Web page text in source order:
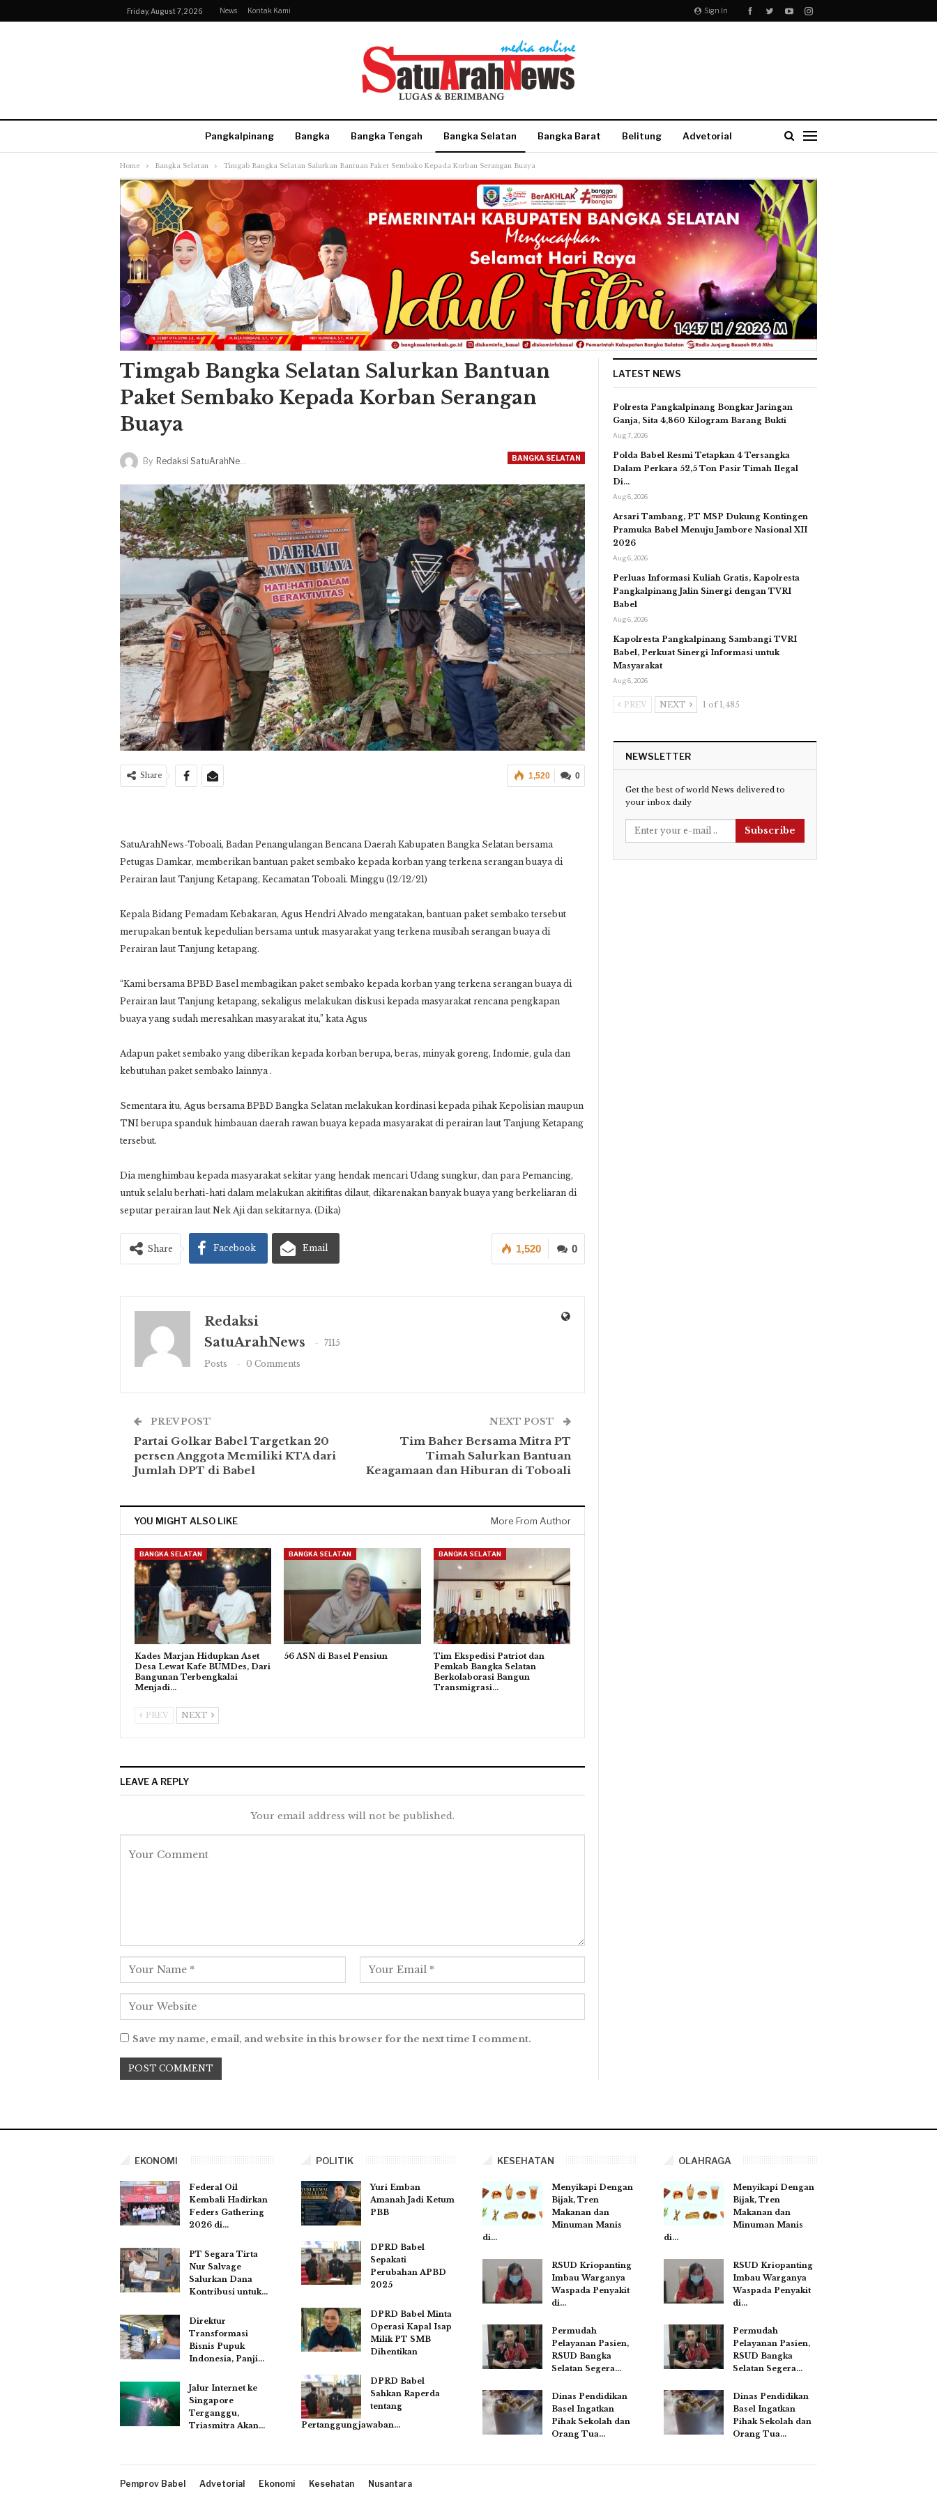
Sign In
Friday, August 7, 2026 News Kontak Kami
Pangkalpinang Bangka Bangka Tengah Bangka Selatan Bangka Barat Belitung Advetorial
More
Home Bangka Selatan Timgab Bangka Selatan Salurkan Bantuan Paket Sembako Kepada Korban Serangan Buaya
Timgab Bangka Selatan Salurkan Bantuan
Paket Sembako Kepada Korban Serangan
Buaya
BANGKA SELATAN
By Redaksi SatuArahNews
0
1,520
Share
SatuArahNews-Toboali, Badan Penangulangan Bencana Daerah Kabupaten Bangka Selatan bersama
Petugas Damkar, memberikan bantuan paket sembako kepada korban yang terkena serangan buaya di
Perairan laut Tanjung Ketapang, Kecamatan Toboali. Minggu (12/12/21)
Kepala Bidang Pemadam Kebakaran, Agus Hendri Alvado mengatakan, bantuan paket sembako tersebut
merupakan bentuk kepedulian bersama untuk masyarakat yang terkena musibah serangan buaya di
Perairan laut Tanjung ketapang.
“Kami bersama BPBD Basel membagikan paket sembako kepada korban yang terkena serangan buaya di
Perairan laut Tanjung ketapang, sekaligus melakukan diskusi kepada masyarakat rencana pengkapan
buaya yang sudah meresahkan masyarakat itu,” kata Agus
Adapun paket sembako yang diberikan kepada korban berupa, beras, minyak goreng, Indomie, gula dan
kebutuhan paket sembako lainnya .
Sementara itu, Agus bersama BPBD Bangka Selatan melakukan kordinasi kepada pihak Kepolisian maupun
TNI berupa spanduk himbauan daerah rawan buaya kepada masyarakat di perairan laut Tanjung Ketapang
tersebut.
Dia menghimbau kepada masyarakat sekitar yang hendak mencari Udang sungkur, dan para Pemancing,
untuk selalu berhati-hati dalam melakukan akitifitas dilaut, dikarenakan banyak buaya yang berkeliaran di
seputar perairan laut Nek Aji dan sekitarnya. (Dika)
0
1,520
Share Facebook Email
Redaksi
SatuArahNews
7115
Posts
0 Comments
PREV POST
Partai Golkar Babel Targetkan 20
persen Anggota Memiliki KTA dari
Jumlah DPT di Babel
NEXT POST
Tim Baher Bersama Mitra PT
Timah Salurkan Bantuan
Keagamaan dan Hiburan di Toboali
YOU MIGHT ALSO LIKE More From Author
BANGKA SELATAN
Kades Marjan Hidupkan Aset
Desa Lewat Kafe BUMDes, Dari
Bangunan Terbengkalai
Menjadi…
BANGKA SELATAN
56 ASN di Basel Pensiun
BANGKA SELATAN
Tim Ekspedisi Patriot dan
Pemkab Bangka Selatan
Berkolaborasi Bangun
Transmigrasi…
PREV NEXT
LEAVE A REPLY
Your email address will not be published.
Save my name, email, and website in this browser for the next time I comment.
LATEST NEWS
Polresta Pangkalpinang Bongkar Jaringan
Ganja, Sita 4,860 Kilogram Barang Bukti
Aug 7, 2026
Polda Babel Resmi Tetapkan 4 Tersangka
Dalam Perkara 52,5 Ton Pasir Timah Ilegal
Di…
Aug 6, 2026
Arsari Tambang, PT MSP Dukung Kontingen
Pramuka Babel Menuju Jambore Nasional XII
2026
Aug 6, 2026
Perluas Informasi Kuliah Gratis, Kapolresta
Pangkalpinang Jalin Sinergi dengan TVRI
Babel
Aug 6, 2026
Kapolresta Pangkalpinang Sambangi TVRI
Babel, Perkuat Sinergi Informasi untuk
Masyarakat
Aug 6, 2026
PREV NEXT 1 of 1,485
NEWSLETTER
Get the best of world News delivered to
your inbox daily
Subscribe
EKONOMI
Federal Oil
Kembali Hadirkan
Feders Gathering
2026 di…
PT Segara Tirta
Nur Salvage
Salurkan Dana
Kontribusi untuk…
Direktur
Transformasi
Bisnis Pupuk
Indonesia, Panji…
Jalur Internet ke
Singapore
Terganggu,
Triasmitra Akan…
POLITIK
Yuri Emban
Amanah Jadi Ketum
PBB
DPRD Babel
Sepakati
Perubahan APBD
2025
DPRD Babel Minta
Operasi Kapal Isap
Milik PT SMB
Dihentikan
DPRD Babel
Sahkan Raperda
tentang
Pertanggungjawaban…
KESEHATAN
Menyikapi Dengan
Bijak, Tren
Makanan dan
Minuman Manis
di…
RSUD Kriopanting
Imbau Warganya
Waspada Penyakit
di…
Permudah
Pelayanan Pasien,
RSUD Bangka
Selatan Segera…
Dinas Pendidikan
Basel Ingatkan
Pihak Sekolah dan
Orang Tua…
OLAHRAGA
Menyikapi Dengan
Bijak, Tren
Makanan dan
Minuman Manis
di…
RSUD Kriopanting
Imbau Warganya
Waspada Penyakit
di…
Permudah
Pelayanan Pasien,
RSUD Bangka
Selatan Segera…
Dinas Pendidikan
Basel Ingatkan
Pihak Sekolah dan
Orang Tua…
Pemprov Babel Advetorial Ekonomi Kesehatan Nusantara